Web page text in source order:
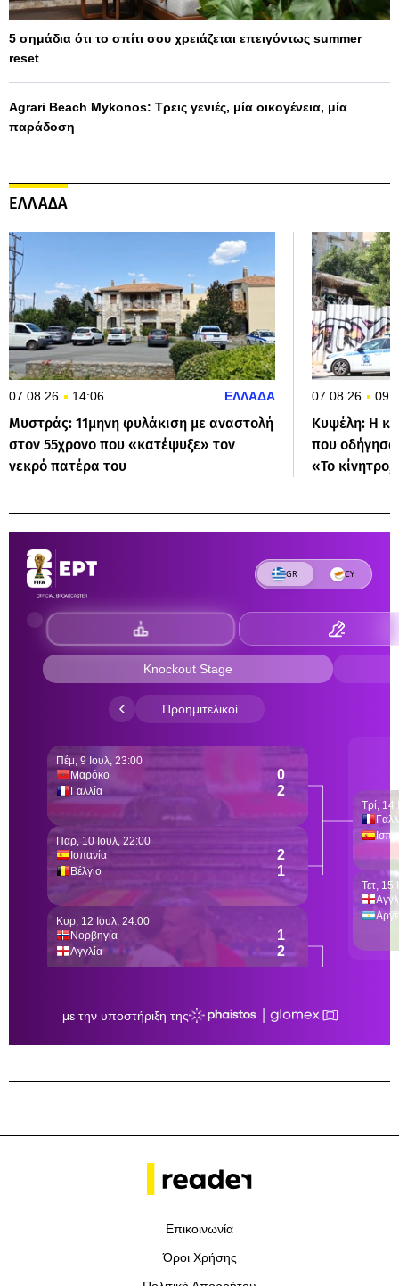
5 σημάδια ότι το σπίτι σου χρειάζεται επειγόντως summer
reset
Agrari Beach Mykonos: Τρεις γενιές, μία οικογένεια, μία
παράδοση
ΕΛΛΑΔΑ
07.08.26 14:06 ΕΛΛΑΔΑ
Μυστράς: 11μηνη φυλάκιση με αναστολή
στον 55χρονο που «κατέψυξε» τον
νεκρό πατέρα του
07.08.26
Κυψέλη: Η
που
«Το
Επικοινωνία
Όροι Χρήσης